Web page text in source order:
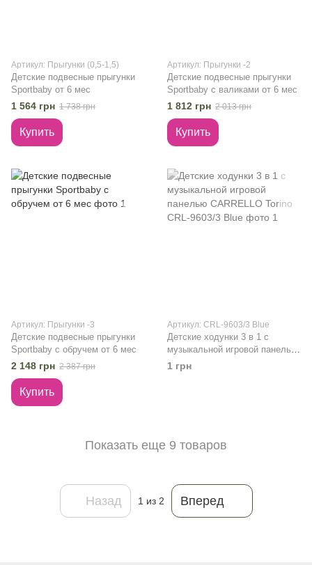
Артикул: Прыгунки (0,5-1,5)
Детские подвесные прыгунки
Sportbaby от 6 мес
1 564 грн 1 738 грн
Купить
Артикул: Прыгунки -2
Детские подвесные прыгунки
Sportbaby с валиками от 6 мес
1 812 грн 2 013 грн
Купить
Артикул: Прыгунки -3
Детские подвесные прыгунки
Sportbaby с обручем от 6 мес
2 148 грн 2 387 грн
Купить
Артикул: CRL-9603/3 Blue
Детские ходунки 3 в 1 с
музыкальной игровой панелью
CARRELLO Torino CRL-9603/3
Blue
1 грн
Показать еще 9 товаров
Назад 1 из 2 Вперед